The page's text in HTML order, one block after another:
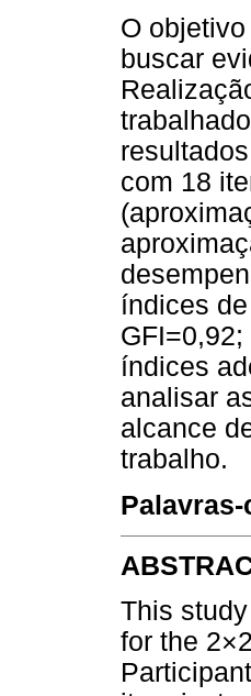
O
buscar
com 18
índices
índices
analisar
alcance
trabalho.
Palavras-
This
for the